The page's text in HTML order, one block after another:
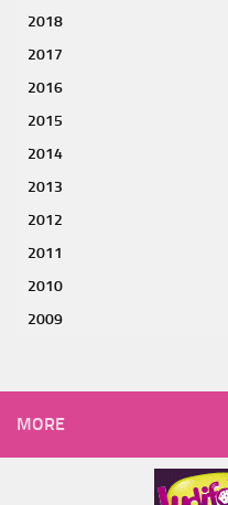
2018
2017
2016
2015
2014
2013
2012
2011
2010
2009
MORE